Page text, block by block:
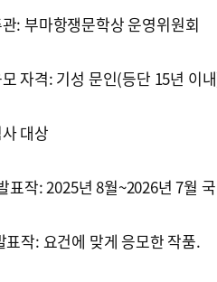
: 부마항쟁문학상 운영위원회
자격: 기성 문인(등단 15년 이
대상
표작: 2025년 8월~2026년 7월
표작: 요건에 맞게 응모한 작품.